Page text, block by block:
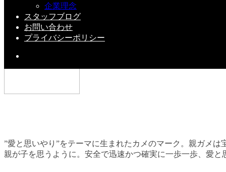
企業理念
スタッフブログ
お問い合わせ
プライバシーポリシー
2018-05-29(Tue)
”愛と思いやり”をテーマに生まれたカメのマーク。親ガメ
親が子を思うように。安全で迅速かつ確実に一歩一歩、愛